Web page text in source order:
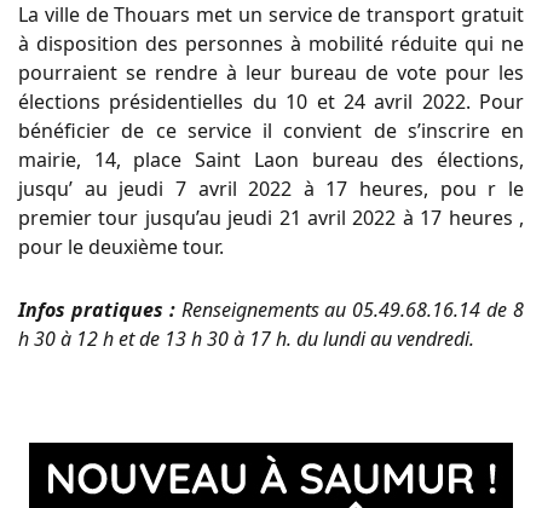
La ville de Thouars met un service de transport gratuit
à disposition des personnes à mobilité réduite qui ne
pourraient se rendre à leur bureau de vote pour les
élections présidentielles du 10 et 24 avril 2022. Pour
bénéficier de ce service il convient de s’inscrire en
mairie, 14, place Saint Laon bureau des élections,
jusqu’ au jeudi 7 avril 2022 à 17 heures, pou r le
premier tour jusqu’au jeudi 21 avril 2022 à 17 heures ,
pour le deuxième tour.
Infos pratiques :Renseignements au 05.49.68.16.14 de 8
h 30 à 12 h et de 13 h 30 à 17 h. du lundi au vendredi.